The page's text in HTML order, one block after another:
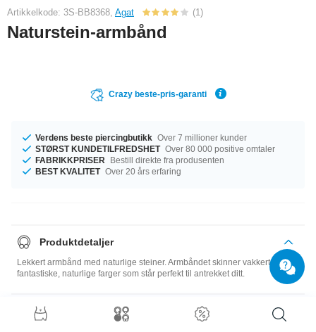
Artikkelkode: 3S-BB8368, Agat (1)
Naturstein-armbånd
Crazy beste-pris-garanti
Verdens beste piercingbutikk Over 7 millioner kunder
STØRST KUNDETILFREDSHET Over 80 000 positive omtaler
FABRIKKPRISER
Bestill direkte fra produsenten
BEST KVALITET Over 20 års erfaring
Produktdetaljer
Lekkert armbånd med naturlige steiner. Armbåndet skinner vakkert og har
fantastiske, naturlige farger som står perfekt til antrekket ditt.
Størrelsesguide